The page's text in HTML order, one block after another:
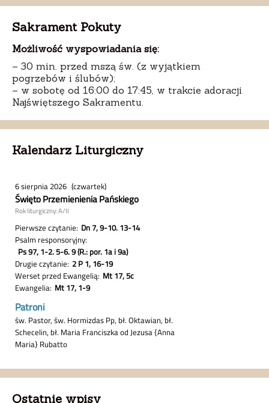
Sakrament Pokuty
Możliwość wyspowiadania się:
– 30 min. przed mszą św. (z wyjątkiem
pogrzebów i ślubów);
– w sobotę od 16:00 do 17:45, w trakcie adoracji
Najświętszego Sakramentu.
Kalendarz Liturgiczny
Ostatnie wpisy